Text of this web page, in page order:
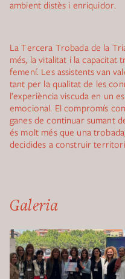
ambient distès i enriquidor.
La Tercera Trobada de la
més, la vitalitat i la capacitat
femení. Les assistents van
tant per la qualitat de les
l’experiència viscuda en un
emocional. El compromís
ganes de continuar sumant
és molt més que una
decidides a construir
Galeria